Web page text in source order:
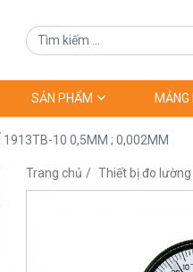
SẢN PHẨM MẢNG
1913TB-10 0,5MM ; 0,002MM
Trang chủ Thiết bị đo